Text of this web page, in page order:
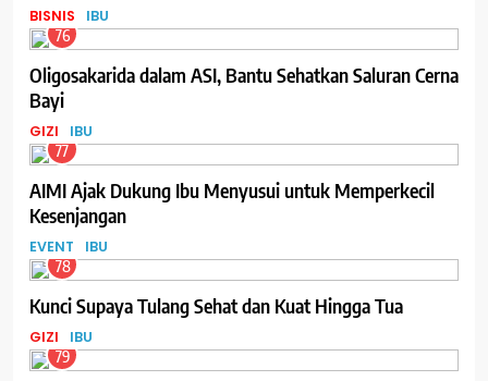
BISNIS IBU
76
Oligosakarida dalam ASI, Bantu Sehatkan Saluran Cerna
Bayi
GIZI IBU
77
AIMI Ajak Dukung Ibu Menyusui untuk Memperkecil
Kesenjangan
EVENT IBU
78
Kunci Supaya Tulang Sehat dan Kuat Hingga Tua
GIZI IBU
79